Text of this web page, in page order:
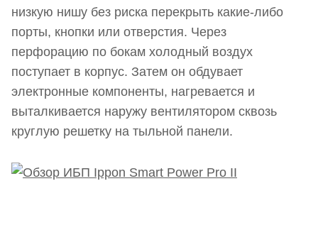
низкую нишу без риска перекрыть какие-либо
порты, кнопки или отверстия. Через
перфорацию по бокам холодный воздух
поступает в корпус. Затем он обдувает
электронные компоненты, нагревается и
выталкивается наружу вентилятором сквозь
круглую решетку на тыльной панели.